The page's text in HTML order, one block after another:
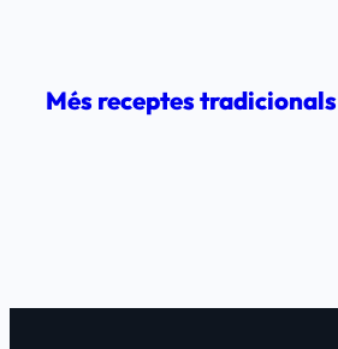
Més receptes tradicionals